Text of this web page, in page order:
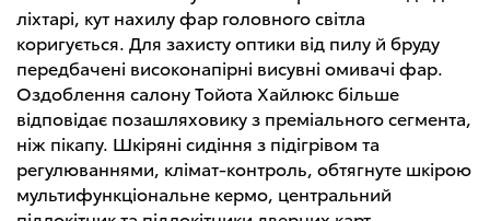
ліхтарі, кут нахилу фар головного світла
коригується. Для захисту оптики від пилу й бруду
передбачені високонапірні висувні омивачі фар.
Оздоблення салону Тойота Хайлюкс більше
відповідає позашляховику з преміального сегмента,
ніж пікапу. Шкіряні сидіння з підігрівом та
регулюваннями, клімат-контроль, обтягнуте шкірою
мультифункціональне кермо, центральний